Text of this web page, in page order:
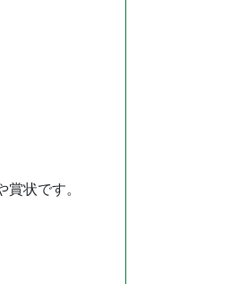
状です。